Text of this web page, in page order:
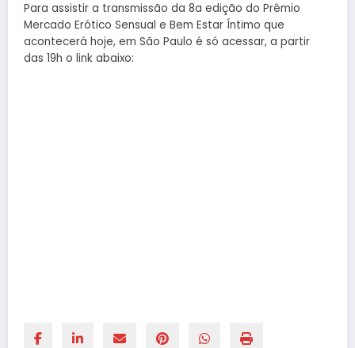
Para assistir a transmissão da 8a edição do Prêmio
Mercado Erótico Sensual e Bem Estar Íntimo que
acontecerá hoje, em São Paulo é só acessar, a partir
das 19h o link abaixo: